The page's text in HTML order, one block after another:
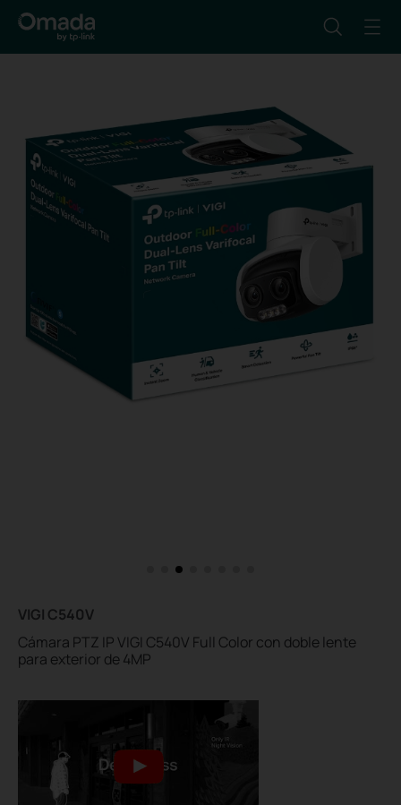
VIGI C540V
Cámara PTZ IP VIGI C540V Full Color con doble lente
para exterior de 4MP